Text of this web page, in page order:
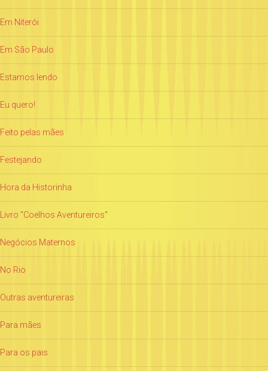
Em Niterói
Em São Paulo
Estamos lendo
Eu quero!
Feito pelas mães
Festejando
Hora da Historinha
Livro "Coelhos Aventureiros"
Negócios Maternos
No Rio
Outras aventureiras
Para mães
Para os pais